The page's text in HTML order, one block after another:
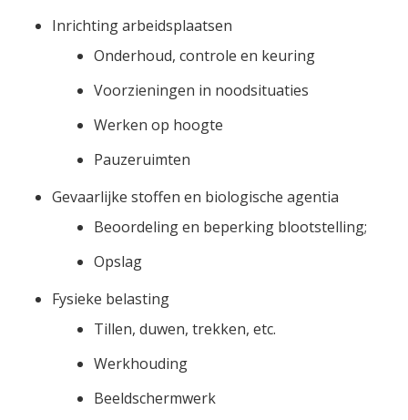
Inrichting arbeidsplaatsen
Onderhoud, controle en keuring
Voorzieningen in noodsituaties
Werken op hoogte
Pauzeruimten
Gevaarlijke stoffen en biologische agentia
Beoordeling en beperking blootstelling;
Opslag
Fysieke belasting
Tillen, duwen, trekken, etc.
Werkhouding
Beeldschermwerk